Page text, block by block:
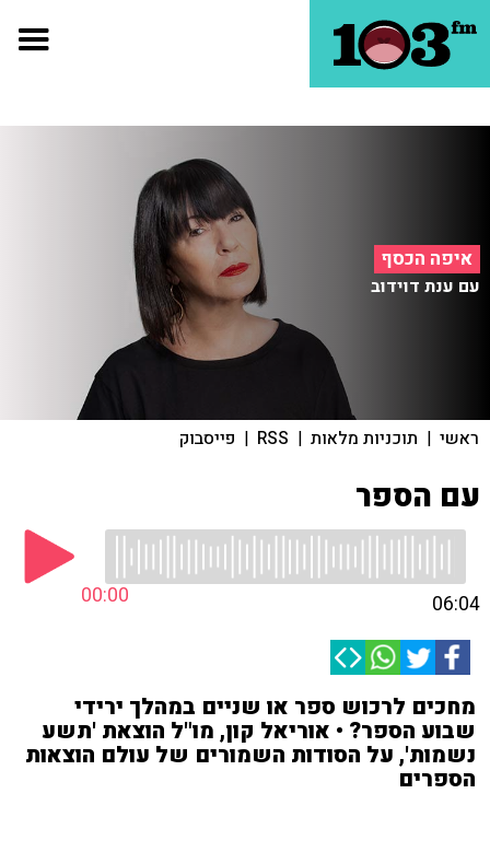
איפה הכסף
עם ענת דוידוב
ראשי | תוכניות מלאות |
RSS
| פייסבוק
עם הספר
00:00 06:04
מחכים לרכוש ספר או שניים במהלך ירידי
שבוע הספר? • אוריאל קון, מו"ל הוצאת 'תשע
נשמות', על הסודות השמורים של עולם הוצאות
הספרים